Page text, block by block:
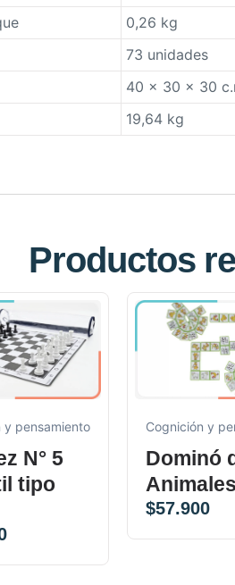
0,26 kg
73 unidades
40 x 30 x 30
19,64 kg
Productos
y pensamiento
N° 5
tipo
Cognición y
Dominó
Animales
$57.900